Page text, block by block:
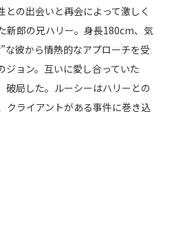
の出会いと再会によって激しく
新郎の兄ハリー。身長180cm、気
な彼から情熱的なアプローチを受
ョン。互いに愛し合っていた
破局した。ルーシーはハリーとの
クライアントがある事件に巻き込